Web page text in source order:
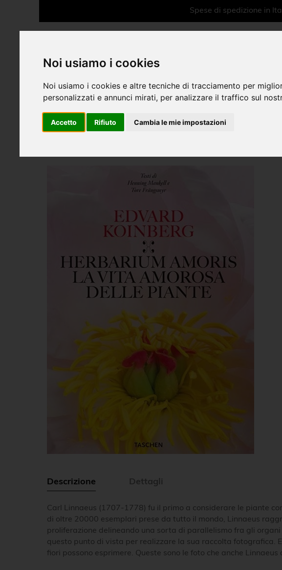
Noi usiamo i cookies
Noi usiamo i cookies e altre tecniche di tracciamento per
personalizzati e annunci mirati, per analizzare il traffico sul
Accetto Rifiuto Cambia le mie impostazioni
Spese di spedizione in
Libri outlet
Libri
Descrizione Dettagli
Carl Linnaeus (1707-1778) fu il primo a considerare le piante
di oltre 20000 esemplari prese da tutto il mondo, Linnaeus
proliferazione delineando una sorta di parallelismo fra gli
questo punto di vista per realizzare la sua raccolta fotografica.
fiori possono esprimere. Queste sono le foto che anche